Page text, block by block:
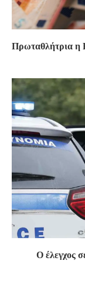
Πρωταθλήτρια η
Ο έλεγχος